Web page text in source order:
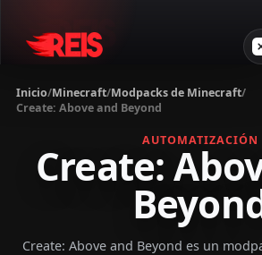
Otros juegos
Inicio/Minecraft/Modpacks de Minecraft/
Create: Above and Beyond
AUTOMATIZACIÓN
Create:
Create: Above and Beyond es un